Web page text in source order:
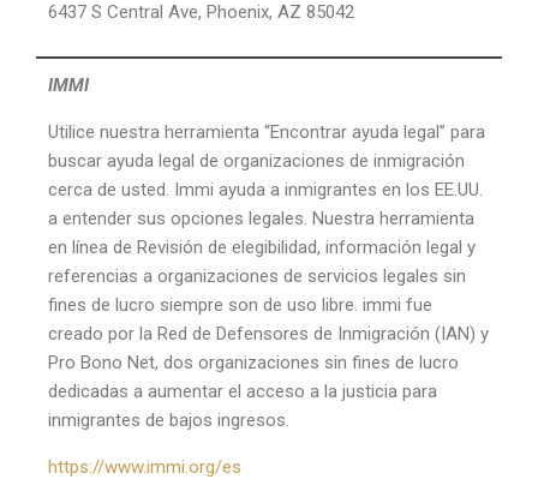
6437 S Central Ave, Phoenix, AZ 85042
IMMI
Utilice nuestra herramienta “Encontrar ayuda legal” para
buscar ayuda legal de organizaciones de inmigración
cerca de usted. Immi ayuda a inmigrantes en los EE.UU.
a entender sus opciones legales. Nuestra herramienta
en línea de Revisión de elegibilidad, información legal y
referencias a organizaciones de servicios legales sin
fines de lucro siempre son de uso libre. immi fue
creado por la Red de Defensores de Inmigración (IAN) y
Pro Bono Net, dos organizaciones sin fines de lucro
dedicadas a aumentar el acceso a la justicia para
inmigrantes de bajos ingresos.
https://www.immi.org/es